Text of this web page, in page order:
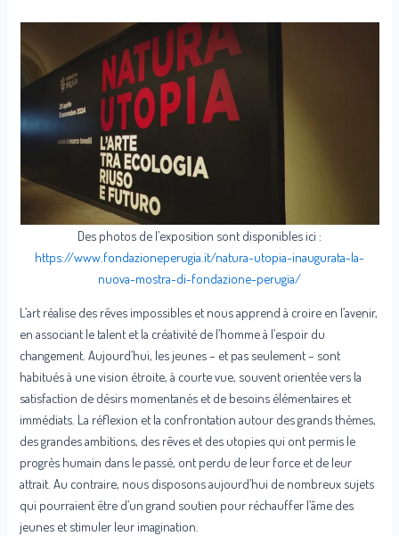
Des photos de l’exposition sont disponibles ici :
https://www.fondazioneperugia.it/natura-utopia-inaugurata-la-
nuova-mostra-di-fondazione-perugia/
L’art réalise des rêves impossibles et nous apprend à croire en l’avenir,
en associant le talent et la créativité de l’homme à l’espoir du
changement. Aujourd’hui, les jeunes – et pas seulement – sont
habitués à une vision étroite, à courte vue, souvent orientée vers la
satisfaction de désirs momentanés et de besoins élémentaires et
immédiats. La réflexion et la confrontation autour des grands thèmes,
des grandes ambitions, des rêves et des utopies qui ont permis le
progrès humain dans le passé, ont perdu de leur force et de leur
attrait. Au contraire, nous disposons aujourd’hui de nombreux sujets
qui pourraient être d’un grand soutien pour réchauffer l’âme des
jeunes et stimuler leur imagination.